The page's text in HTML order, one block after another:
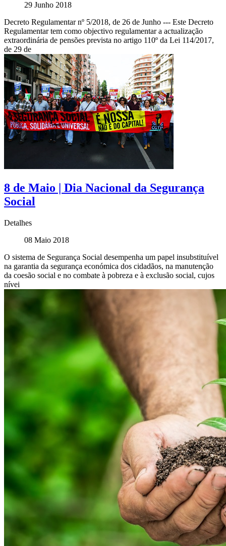
29 Junho 2018
Decreto Regulamentar nº 5/2018, de 26 de Junho --- Este Decreto
Regulamentar tem como objectivo regulamentar a actualização
extraordinária de pensões prevista no artigo 110º da Lei 114/2017,
de 29 de
8 de Maio | Dia Nacional da Segurança
Social
Detalhes
08 Maio 2018
O sistema de Segurança Social desempenha um papel insubstituível
na garantia da segurança económica dos cidadãos, na manutenção
da coesão social e no combate à pobreza e à exclusão social, cujos
nívei